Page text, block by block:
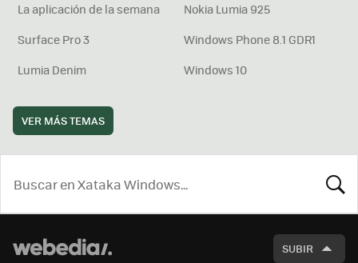
La aplicación de la semana
Nokia Lumia 925
Surface Pro 3
Windows Phone 8.1 GDR1
Lumia Denim
Windows 10
VER MÁS TEMAS
SUBIR